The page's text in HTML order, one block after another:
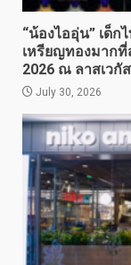
“น้องไออุ่น” เด็ก
เหรียญทองมากที่
2026 ณ ลาสเวกัส
July 30, 2026